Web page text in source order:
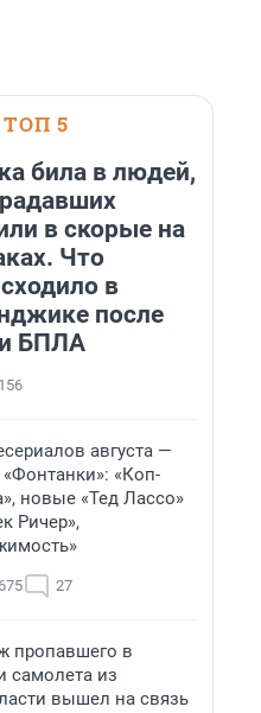
ТОП 5
била в людей,
в скорые на
Что
в
после
БПЛА
августа —
«Коп-
новые «Тед Лассо»
Ричер»,
27
пропавшего в
самолета из
вышел на связь